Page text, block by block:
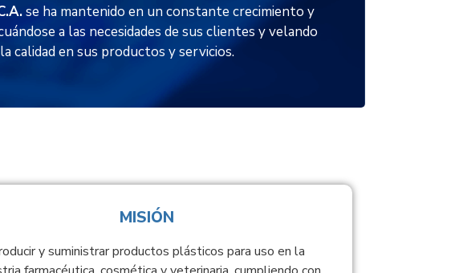
se ha mantenido en un constante crecimiento y
a las necesidades de sus clientes y velando
calidad en sus productos y servicios.
MISIÓN
y suministrar productos plásticos para uso en la